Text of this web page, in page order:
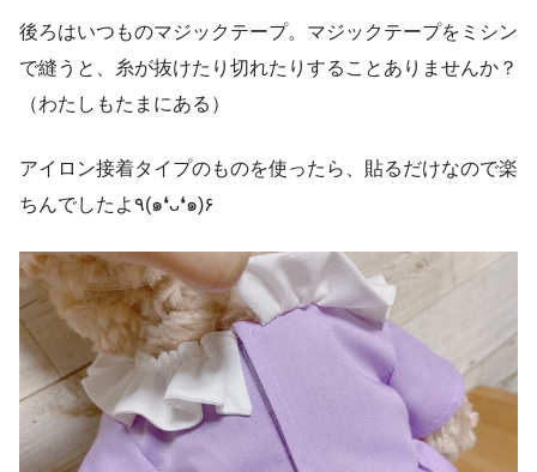
後ろはいつものマジックテープ。マジックテープをミシン
で縫うと、糸が抜けたり切れたりすることありませんか？
（わたしもたまにある）
アイロン接着タイプのものを使ったら、貼るだけなので楽
ちんでしたよ٩(๑❛ᴗ❛๑)۶